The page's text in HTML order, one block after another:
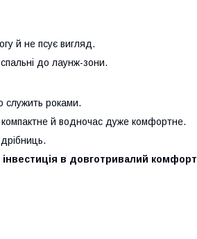
й не псує вигляд.
до лаунж-зони.
роками.
компактне й водночас дуже комфортне.
інвестиція в довготривалий комфорт